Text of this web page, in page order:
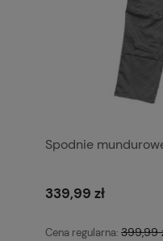
Spodnie
339,99 zł
Cena regularna: 399,99